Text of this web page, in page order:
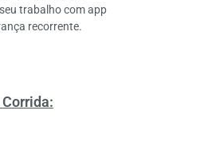
trabalho com app
recorrente.